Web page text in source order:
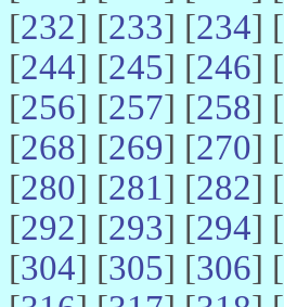
[232] [233] [234] [
[244] [245] [246] [
[256] [257] [258] [
[268] [269] [270] [
[280] [281] [282] [
[292] [293] [294] [
[304] [305] [306] [